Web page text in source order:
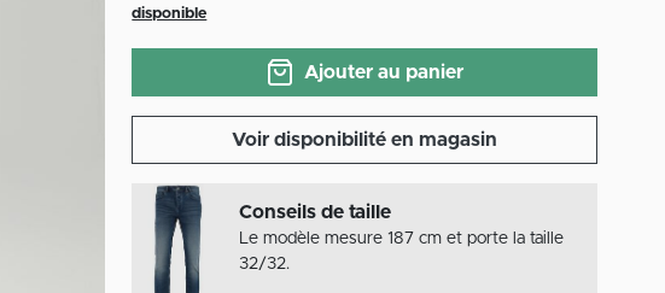
disponible
Ajouter au panier
Voir disponibilité en magasin
Conseils de taille
Le modèle mesure 187 cm et porte la taille
32/32.